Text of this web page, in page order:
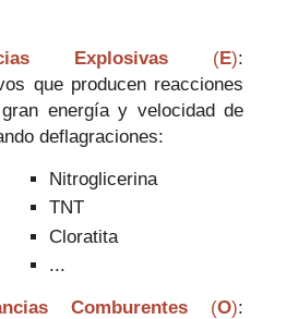
Explosivas (E):
que producen reacciones
energía y velocidad de
deflagraciones:
Nitroglicerina
TNT
Cloratita
...
Comburentes(O):